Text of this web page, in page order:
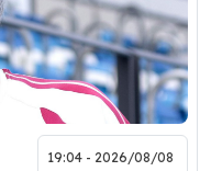
2026/08/08 - 19:04